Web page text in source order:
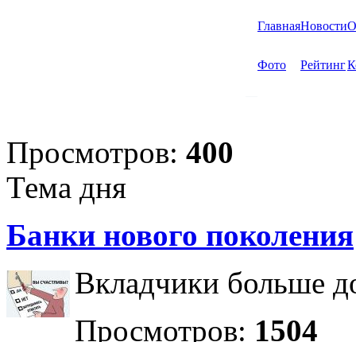
ГлавнаяНовости
Фото Рейтинг
Просмотров: 400
Тема дня
Банки нового поколения
Вкладчики больше
Просмотров: 1504